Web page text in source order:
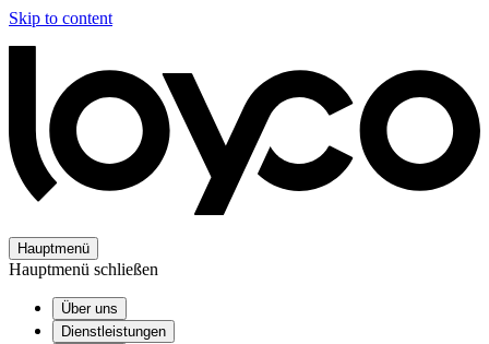
Skip to content
Hauptmenü
Hauptmenü schließen
Über uns
Dienstleistungen